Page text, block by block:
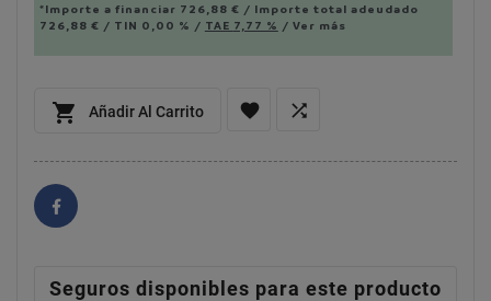
*Importe a financiar 726,88 € / Importe total adeudado
726,88 € / TIN 0,00 % / TAE 7,77 % / Ver más
 Añadir Al Carrito  
Seguros disponibles para este producto